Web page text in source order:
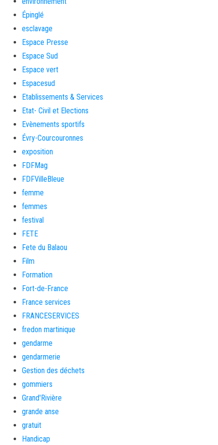
Épinglé
esclavage
Espace Presse
Espace Sud
Espace vert
Espacesud
Etablissements & Services
Etat- Civil et Elections
Evènements sportifs
Évry-Courcouronnes
exposition
FDFMag
FDFVilleBleue
femme
femmes
festival
FETE
Fete du Balaou
Film
Formation
Fort-de-France
France services
FRANCESERVICES
fredon martinique
gendarme
gendarmerie
Gestion des déchets
gommiers
Grand'Rivière
grande anse
gratuit
Handicap